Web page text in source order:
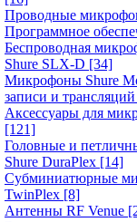
Проводные
Программное
Беспроводная
Shure SLX-D [34]
Микрофоны Shure
записи и трансляций
Аксессуары для
[121]
Головные и
Shure DuraPlex [14]
Субминиатюрные
TwinPlex [8]
Антенны RF Venue